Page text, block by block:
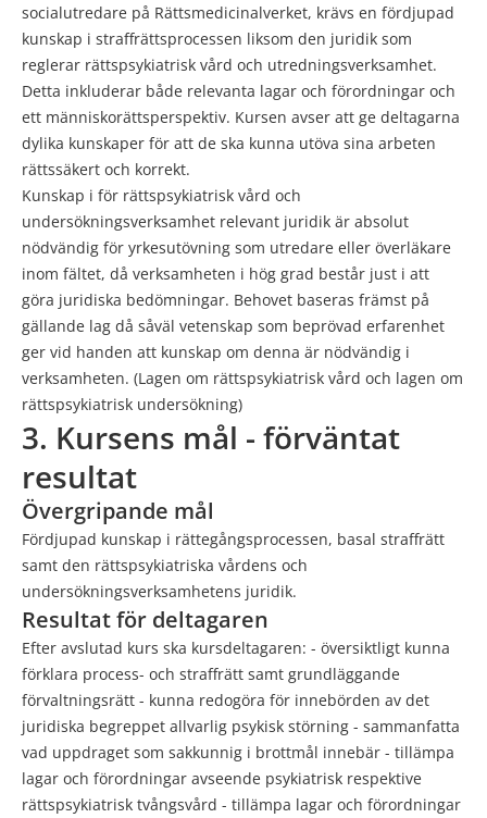
socialutredare på Rättsmedicinalverket, krävs en fördjupad
kunskap i straffrättsprocessen liksom den juridik som
reglerar rättspsykiatrisk vård och utredningsverksamhet.
Detta inkluderar både relevanta lagar och förordningar och
ett människorättsperspektiv. Kursen avser att ge deltagarna
dylika kunskaper för att de ska kunna utöva sina arbeten
rättssäkert och korrekt.
Kunskap i för rättspsykiatrisk vård och
undersökningsverksamhet relevant juridik är absolut
nödvändig för yrkesutövning som utredare eller överläkare
inom fältet, då verksamheten i hög grad består just i att
göra juridiska bedömningar. Behovet baseras främst på
gällande lag då såväl vetenskap som beprövad erfarenhet
ger vid handen att kunskap om denna är nödvändig i
verksamheten. (Lagen om rättspsykiatrisk vård och lagen om
rättspsykiatrisk undersökning)
3. Kursens mål - förväntat
resultat
Övergripande mål
Fördjupad kunskap i rättegångsprocessen, basal straffrätt
samt den rättspsykiatriska vårdens och
undersökningsverksamhetens juridik.
Resultat för deltagaren
Efter avslutad kurs ska kursdeltagaren: - översiktligt kunna
förklara process- och straffrätt samt grundläggande
förvaltningsrätt - kunna redogöra för innebörden av det
juridiska begreppet allvarlig psykisk störning - sammanfatta
vad uppdraget som sakkunnig i brottmål innebär - tillämpa
lagar och förordningar avseende psykiatrisk respektive
rättspsykiatrisk tvångsvård - tillämpa lagar och förordningar